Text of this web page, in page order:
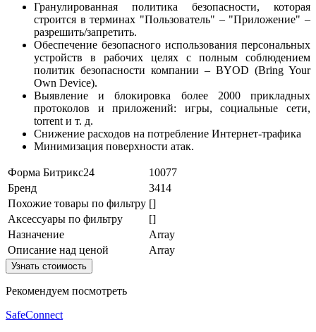
Гранулированная политика безопасности, которая
строится в терминах "Пользователь" – "Приложение" –
разрешить/запретить.
Обеспечение безопасного использования персональных
устройств в рабочих целях с полным соблюдением
политик безопасности компании – BYOD (Bring Your
Own Device).
Выявление и блокировка более 2000 прикладных
протоколов и приложений: игры, социальные сети,
torrent и т. д.
Снижение расходов на потребление Интернет-трафика
Минимизация поверхности атак.
Форма Битрикс24
10077
Бренд
3414
Похожие товары по фильтру []
Аксессуары по фильтру
[]
Назначение
Array
Описание над ценой
Array
Узнать стоимость
Рекомендуем посмотреть
SafeConnect